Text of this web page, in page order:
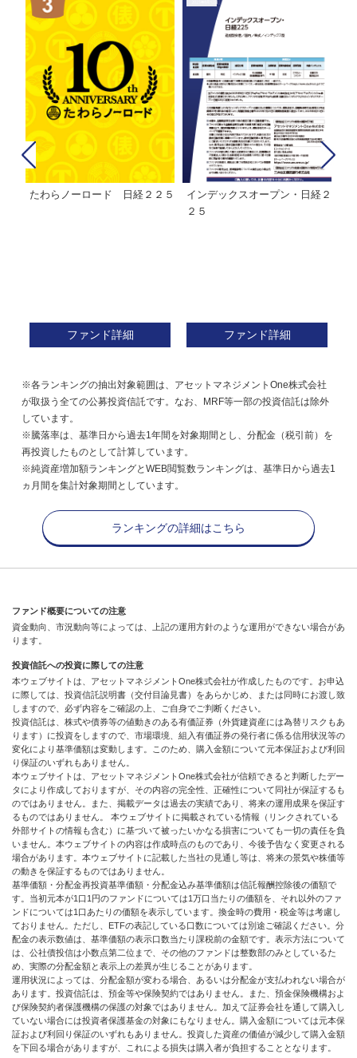
たわらノーロード 日経２２５
ファンド詳細
インデックスオープン・日経２
２５
ファンド詳細
※各ランキングの抽出対象範囲は、アセットマネジメントOne株式会社
が取扱う全ての公募投資信託です。なお、MRF等一部の投資信託は除外
しています。
※騰落率は、基準日から過去1年間を対象期間とし、分配金（税引前）を
再投資したものとして計算しています。
※純資産増加額ランキングとWEB閲覧数ランキングは、基準日から過去1
ヵ月間を集計対象期間としています。
ランキングの詳細はこちら
ファンド概要についての注意
資金動向、市況動向等によっては、上記の運用方針のような運用ができない場合があ
ります。
投資信託への投資に際しての注意
本ウェブサイトは、アセットマネジメントOne株式会社が作成したものです。お申込
に際しては、投資信託説明書（交付目論見書）をあらかじめ、または同時にお渡し致
しますので、必ず内容をご確認の上、ご自身でご判断ください。
投資信託は、株式や債券等の値動きのある有価証券（外貨建資産には為替リスクもあ
ります）に投資をしますので、市場環境、組入有価証券の発行者に係る信用状況等の
変化により基準価額は変動します。このため、購入金額について元本保証および利回
り保証のいずれもありません。
本ウェブサイトは、アセットマネジメントOne株式会社が信頼できると判断したデー
タにより作成しておりますが、その内容の完全性、正確性について同社が保証するも
のではありません。また、掲載データは過去の実績であり、将来の運用成果を保証す
るものではありません。 本ウェブサイトに掲載されている情報（リンクされている
外部サイトの情報も含む）に基づいて被ったいかなる損害についても一切の責任を負
いません。本ウェブサイトの内容は作成時点のものであり、今後予告なく変更される
場合があります。本ウェブサイトに記載した当社の見通し等は、将来の景気や株価等
の動きを保証するものではありません。
基準価額・分配金再投資基準価額・分配金込み基準価額は信託報酬控除後の価額で
す。当初元本が1口1円のファンドについては1万口当たりの価額を、それ以外のファ
ンドについては1口あたりの価額を表示しています。換金時の費用・税金等は考慮し
ておりません。ただし、ETFの表記している口数については別途ご確認ください。分
配金の表示数値は、基準価額の表示口数当たり課税前の金額です。表示方法について
は、公社債投信は小数点第二位まで、その他のファンドは整数部のみとしているた
め、実際の分配金額と表示上の差異が生じることがあります。
運用状況によっては、分配金額が変わる場合、あるいは分配金が支払われない場合が
あります。投資信託は、預金等や保険契約ではありません。また、預金保険機構およ
び保険契約者保護機構の保護の対象ではありません。加えて証券会社を通して購入し
ていない場合には投資者保護基金の対象にもなりません。購入金額については元本保
証および利回り保証のいずれもありません。投資した資産の価値が減少して購入金額
を下回る場合がありますが、これによる損失は購入者が負担することとなります。